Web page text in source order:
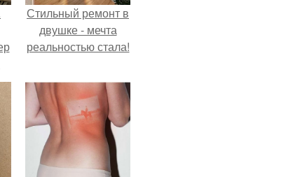
Стильный ремонт в
двушке - мечта
реальностью стала!